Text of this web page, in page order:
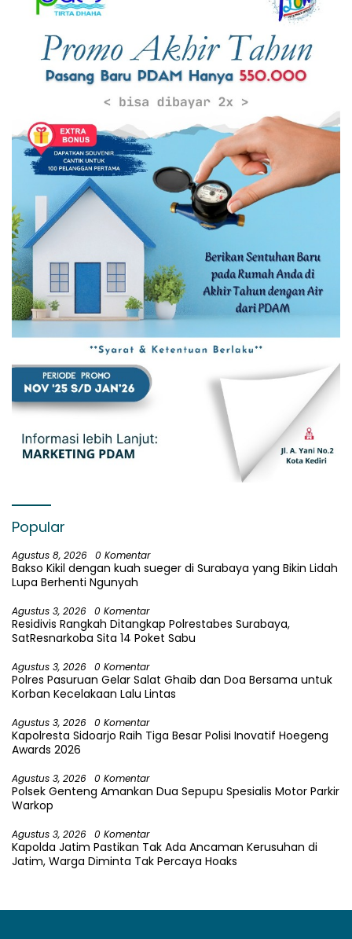
Popular
Agustus 8, 2026 0 Komentar
Bakso Kikil dengan kuah sueger di Surabaya yang Bikin Lidah
Lupa Berhenti Ngunyah
Agustus 3, 2026 0 Komentar
Residivis Rangkah Ditangkap Polrestabes Surabaya,
SatResnarkoba Sita 14 Poket Sabu
Agustus 3, 2026 0 Komentar
Polres Pasuruan Gelar Salat Ghaib dan Doa Bersama untuk
Korban Kecelakaan Lalu Lintas
Agustus 3, 2026 0 Komentar
Kapolresta Sidoarjo Raih Tiga Besar Polisi Inovatif Hoegeng
Awards 2026
Agustus 3, 2026 0 Komentar
Polsek Genteng Amankan Dua Sepupu Spesialis Motor Parkir
Warkop
Agustus 3, 2026 0 Komentar
Kapolda Jatim Pastikan Tak Ada Ancaman Kerusuhan di
Jatim, Warga Diminta Tak Percaya Hoaks